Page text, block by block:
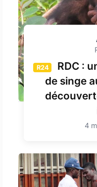
R24
RDC :
de singe
4